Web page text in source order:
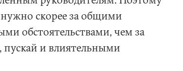
скорее за общими
обстоятельствами, чем за
и влиятельными